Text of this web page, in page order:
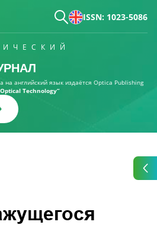
ISSN: 1023-5086
на английский язык издаётся Optica Publishing
Technology“